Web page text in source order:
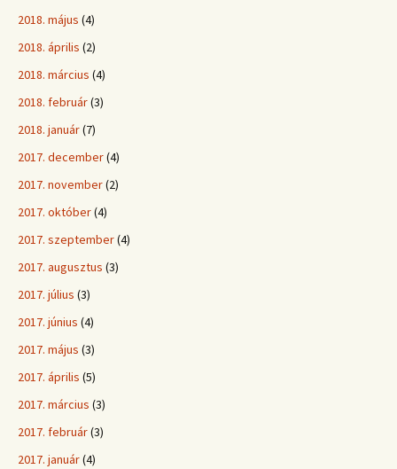
2018. május (4)
2018. április (2)
2018. március (4)
2018. február(3)
2018. január(7)
2017. december(4)
2017. november(2)
2017. október(4)
2017. szeptember(4)
2017. augusztus (3)
2017. július (3)
2017. június (4)
2017. május (3)
2017. április (5)
2017. március (3)
2017. február(3)
2017. január(4)